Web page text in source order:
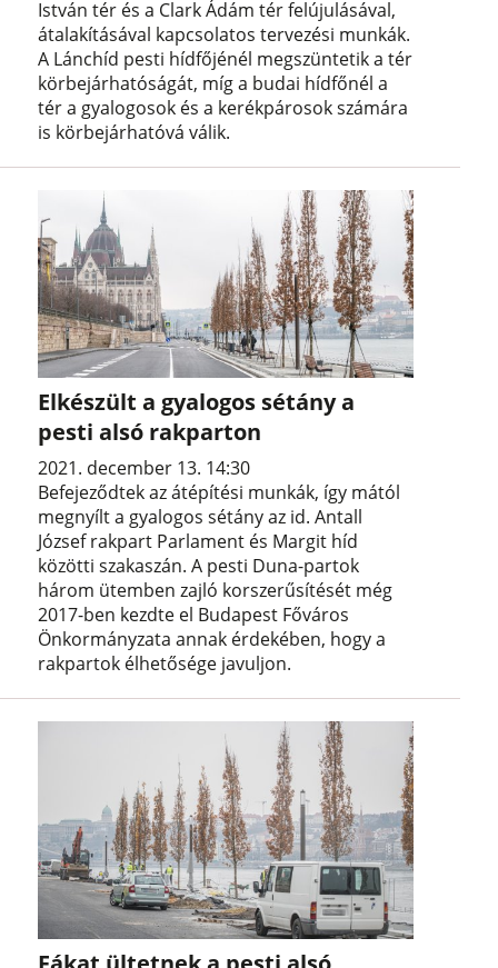
István tér és a Clark Ádám tér felújulásával,
átalakításával kapcsolatos tervezési munkák.
A Lánchíd pesti hídfőjénél megszüntetik a tér
körbejárhatóságát, míg a budai hídfőnél a
tér a gyalogosok és a kerékpárosok számára
is körbejárhatóvá válik.
Elkészült a gyalogos sétány a
pesti alsó rakparton
2021. december 13. 14:30
Befejeződtek az átépítési munkák, így mától
megnyílt a gyalogos sétány az id. Antall
József rakpart Parlament és Margit híd
közötti szakaszán. A pesti Duna-partok
három ütemben zajló korszerűsítését még
2017-ben kezdte el Budapest Főváros
Önkormányzata annak érdekében, hogy a
rakpartok élhetősége javuljon.